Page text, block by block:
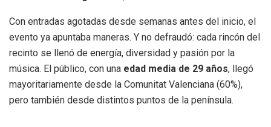
Con entradas agotadas desde semanas antes del inicio, el
evento ya apuntaba maneras. Y no defraudó: cada rincón del
recinto se llenó de energía, diversidad y pasión por la
música. El público, con una edad media de 29 años, llegó
mayoritariamente desde la Comunitat Valenciana (60%),
pero también desde distintos puntos de la península.